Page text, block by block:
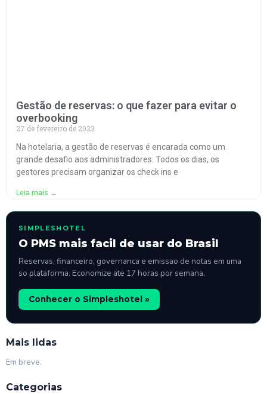
Gestão de reservas: o que fazer para evitar o
overbooking
27 de fevereiro de 2023
Na hotelaria, a gestão de reservas é encarada como um
grande desafio aos administradores. Todos os dias, os
gestores precisam organizar os check ins e
Leia mais →
SIMPLESHOTEL
O PMS mais facil de usar do Brasil
Reservas, financeiro, governanca e emissao de notas em uma
so plataforma. Economize ate 17 horas por semana.
Conhecer o Simpleshotel »
Mais lidas
Em breve.
Categorias